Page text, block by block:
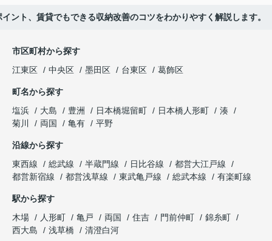
ント、賃貸でもできる収納改善のコツをわかりやすく解説します。
市区町村から探す
江東区
中央区 墨田区 台東区 葛飾区
町名から探す
塩浜
大島 豊洲 日本橋堀留町 日本橋人形町
湊
菊川
両国 亀有 平野
沿線から探す
東西線
総武線 半蔵門線 日比谷線
都営大江戸線
都営新宿線
都営浅草線 東武亀戸線 総武本線 有楽町線
駅から探す
木場
人形町 亀戸 両国 住吉 門前仲町
錦糸町
西大島
浅草橋 清澄白河